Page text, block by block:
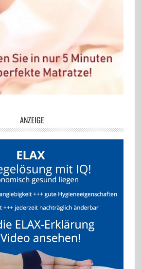
ANZEIGE